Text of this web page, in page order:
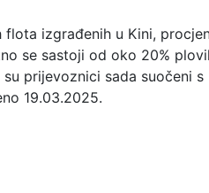
izgrađenih u Kini,
se sastoji od oko 20%
prijevoznici sada suočeni s
19.03.2025.